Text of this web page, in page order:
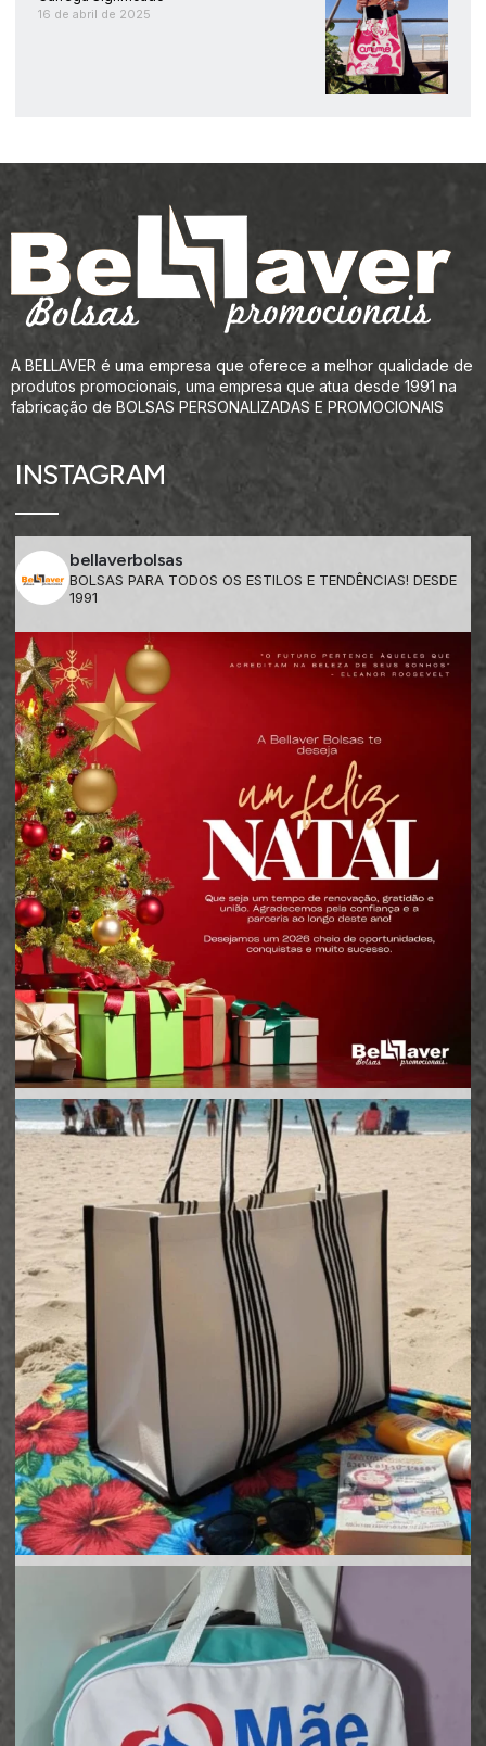
16 de abril de 2025
A BELLAVER é uma empresa que oferece a melhor qualidade de
produtos promocionais, uma empresa que atua desde 1991 na
fabricação de BOLSAS PERSONALIZADAS E PROMOCIONAIS
INSTAGRAM
bellaverbolsas
BOLSAS PARA TODOS OS ESTILOS E TENDÊNCIAS! DESDE
1991